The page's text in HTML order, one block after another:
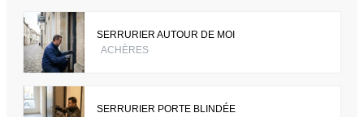
SERRURIER AUTOUR DE MOI
ACHÈRES
SERRURIER PORTE BLINDÉE